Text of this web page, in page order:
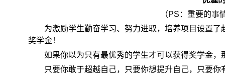
（PS ：重要的事
为激励学生勤奋学习、努力进取，培养项目设置
奖学金！
如果你以为只有最优秀的学生才可以获得奖学金，
只要你敢于超越自己，只要你想提升自己，只要